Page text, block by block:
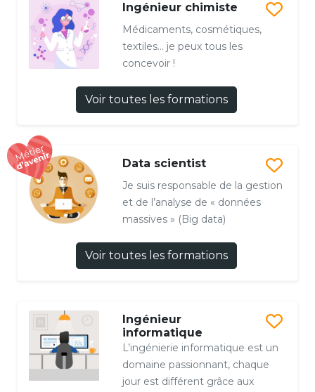
Ingénieur chimiste
Médicaments, cosmétiques,
textiles… je peux tous les
concevoir !
Voir toutes les formations
Data scientist
Je suis responsable de la gestion
et de l’analyse de « données
massives » (Big data)
Voir toutes les formations
Ingénieur
informatique
L’ingénierie informatique est un
domaine passionnant, chaque
jour est différent grâce aux